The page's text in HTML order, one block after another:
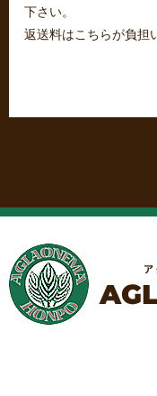
下さい。
返送料はこちらが負担